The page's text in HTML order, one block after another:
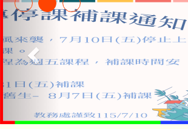
公告本校115